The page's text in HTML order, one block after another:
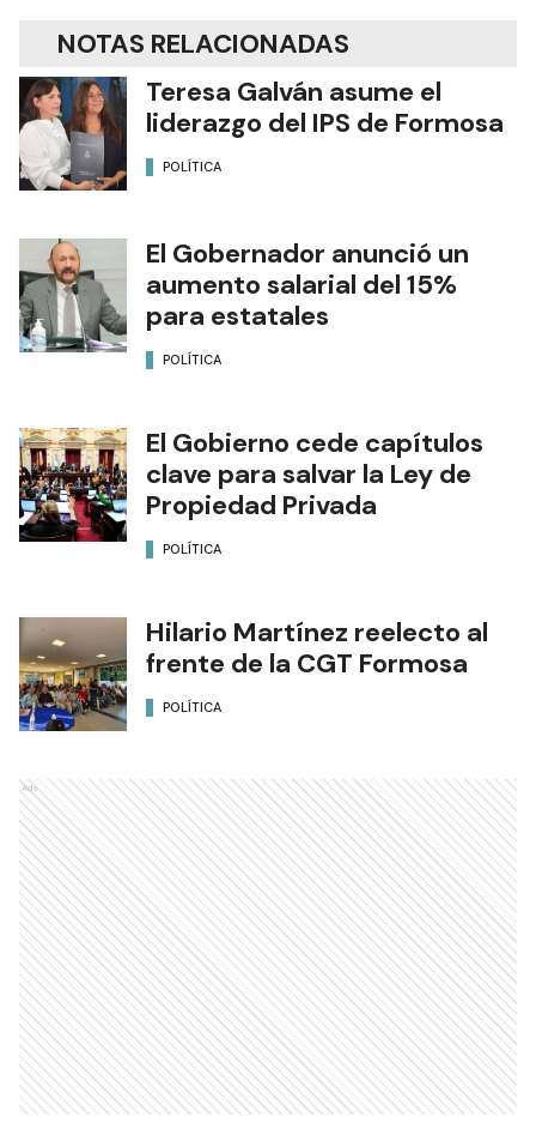
NOTAS RELACIONADAS
Teresa Galván asume el
liderazgo del IPS de Formosa
POLÍTICA
El Gobernador anunció un
aumento salarial del 15%
para estatales
POLÍTICA
El Gobierno cede capítulos
clave para salvar la Ley de
Propiedad Privada
POLÍTICA
Hilario Martínez reelecto al
frente de la CGT Formosa
POLÍTICA
Ads